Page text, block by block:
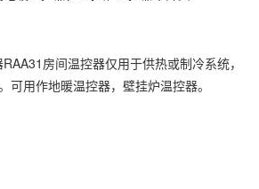
房间温控器仅用于供热或制冷系统，
可用作地暖温控器，壁挂炉温控器。